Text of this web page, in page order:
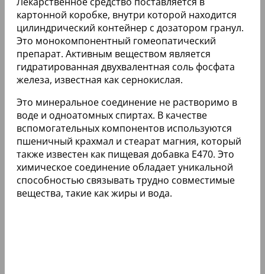
картонной коробке, внутри которой находится
цилиндрический контейнер с дозатором гранул.
Это монокомпонентный гомеопатический
препарат. Активным веществом является
гидратированная двухвалентная соль фосфата
железа, известная как сернокислая.
Это минеральное соединение не растворимо в
воде и одноатомных спиртах. В качестве
вспомогательных компонентов используются
пшеничный крахмал и стеарат магния, который
также известен как пищевая добавка Е470. Это
химическое соединение обладает уникальной
способностью связывать трудно совместимые
вещества, такие как жиры и вода.